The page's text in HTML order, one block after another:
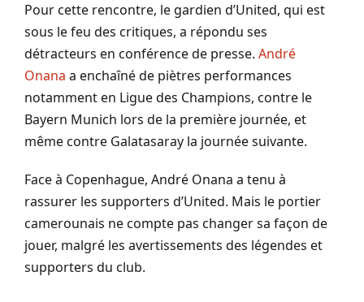
Pour cette rencontre, le gardien d’United, qui est
sous le feu des critiques, a répondu ses
détracteurs en conférence de presse. André
Onana a enchaîné de piètres performances
notamment en Ligue des Champions, contre le
Bayern Munich lors de la première journée, et
même contre Galatasaray la journée suivante.
Face à Copenhague, André Onana a tenu à
rassurer les supporters d’United. Mais le portier
camerounais ne compte pas changer sa façon de
jouer, malgré les avertissements des légendes et
supporters du club.